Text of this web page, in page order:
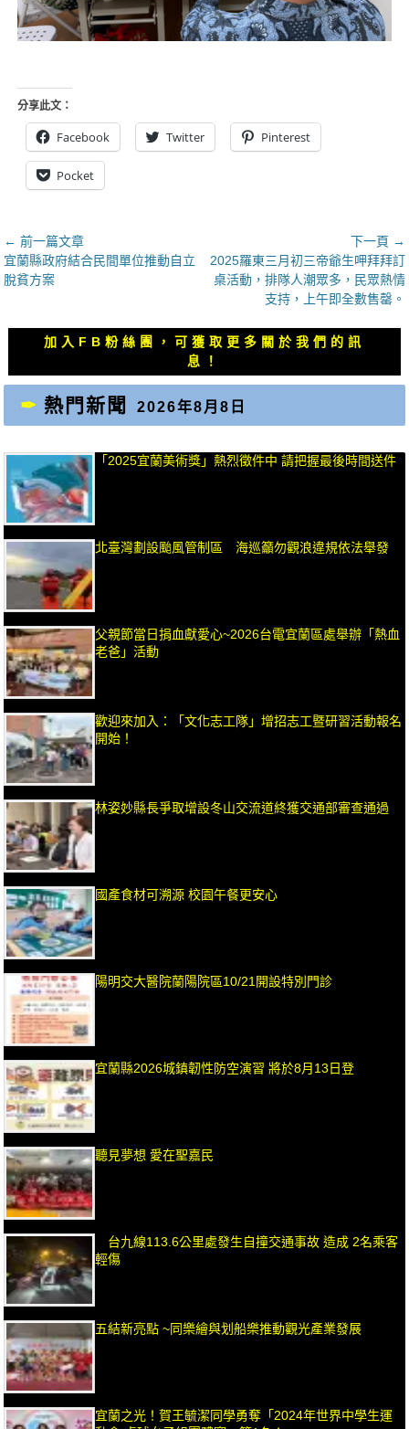
分享此文：
Facebook Twitter Pinterest
Pocket
文
章
導
← 前一篇文章
上
一
宜蘭縣政府結合民間單位推動自立
脫貧方案
下一頁 →
下
一
章：
2025羅東三月初三帝爺生呷拜拜訂
桌活動，排隊人潮眾多，民眾熱情
支持，上午即全數售罄。
加入FB粉絲團，可獲取更多關於我們的訊
息！
熱門新聞 2026年8月8日
「2025宜蘭美術獎」熱烈徵件中 請把握最後時間送件
北臺灣劃設颱風管制區 海巡籲勿觀浪違規依法舉發
父親節當日捐血獻愛心~2026台電宜蘭區處舉辦「熱血
老爸」活動
歡迎來加入：「文化志工隊」增招志工暨研習活動報名
開始！
林姿妙縣長爭取增設冬山交流道終獲交通部審查通過
國產食材可溯源 校園午餐更安心
陽明交大醫院蘭陽院區10/21開設特別門診
宜蘭縣2026城鎮韌性防空演習 將於8月13日登
聽見夢想 愛在聖嘉民
台九線113.6公里處發生自撞交通事故 造成 2名乘客
輕傷
五結新亮點 ~同樂繪與划船樂推動觀光產業發展
宜蘭之光！賀王毓潔同學勇奪「2024年世界中學生運